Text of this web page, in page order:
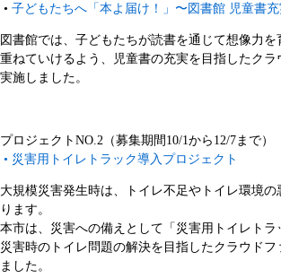
• 子どもたちへ「本よ届け！」〜図書館 児童書
図書館では、子どもたちが読書を通じて想像力
重ねていけるよう、児童書の充実を目指したクラ
実施しました。
プロジェクトNO.2（募集期間10/1から12/7まで）
• 災害用トイレトラック導入プロジェクト​
大規模災害発生時は、トイレ不足やトイレ環境
ります。
本市は、災害への備えとして「災害用トイレトラ
災害時のトイレ問題の解決を目指したクラウドフ
ました。